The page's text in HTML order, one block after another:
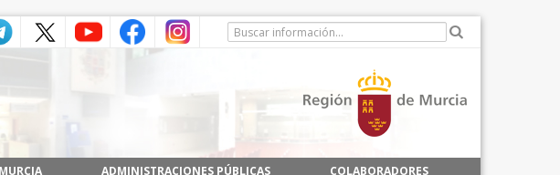
ADMINISTRACIONES PÚBLICAS COLABORADORES